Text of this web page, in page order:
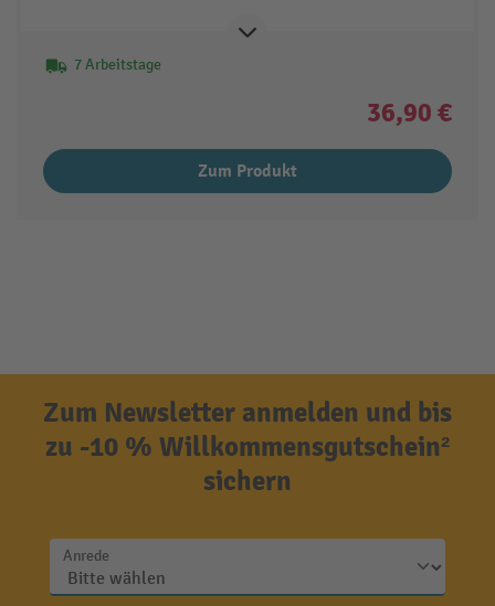
7 Arbeitstage
36,90 €
Zum Produkt
Zum Newsletter anmelden und bis
zu -10 % Willkommensgutschein²
sichern
Anrede